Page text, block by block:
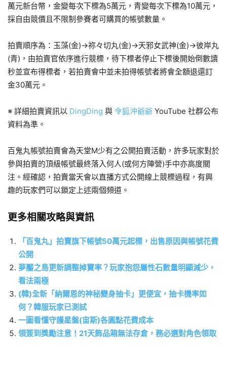
萬元新台幣，金變每次下標為5萬元，青變每次下標為10萬元，
採自由競價且不限制參賽者可購買的帳號數量。
拍賣順序為：玉藻(金)→祢々切丸(金)→天邪女武神(金)→彼岸丸
(青)，由拍賣官依序進行競標，待下標者停止下標後開始倒數讀
秒並宣布得標者，若拍賣會中並未拍得帳號者將會全額退還訂
金30萬元。
※ 詳細拍賣資訊以 DingDing 與 令狐沖爺爺 YouTube 社群公布
資料為準。
百鬼丸帳號拍賣會為天堂M少有之公開拍賣活動，許多玩家對於
參與拍賣的頂級帳號最終落入何人(或何方陣營)手中亦高度關
注。經確認，拍賣當天會以直播方式公開線上競標過程，有興
趣的玩家們可以鎖定上述兩個頻道。
更多相關攻略與資訊
「百鬼丸」拍賣旗下帳號50萬元起標，出售原因與帳號花費
公開
夢靨之島更新調整掉寶率？玩家抱怨屬性石數量明顯減少，
看法兩極
(韓)全新「納爾恩的神秘變身抽卡」更便宜，抽卡機率如
何？韓服玩家已測試
一圖看懂守護星盤(宙斯)各圓點花費成本
領簽到獎勵注意！21天飾品箱無法存倉，務必選對角色領取